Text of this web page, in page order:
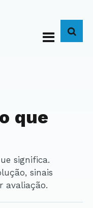
que
sinais
avaliação.